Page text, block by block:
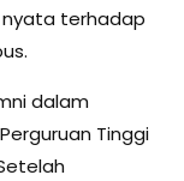
terhadap
dalam
Tinggi